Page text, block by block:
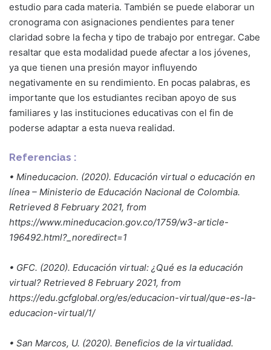
estudio para cada materia. También se puede elaborar un
cronograma con asignaciones pendientes para tener
claridad sobre la fecha y tipo de trabajo por entregar. Cabe
resaltar que esta modalidad puede afectar a los jóvenes,
ya que tienen una presión mayor influyendo
negativamente en su rendimiento. En pocas palabras, es
importante que los estudiantes reciban apoyo de sus
familiares y las instituciones educativas con el fin de
poderse adaptar a esta nueva realidad.
Referencias :
• Mineducacion. (2020). Educación virtual o educación en
línea – Ministerio de Educación Nacional de Colombia.
Retrieved 8 February 2021, from
https://www.mineducacion.gov.co/1759/w3-article-
196492.html?_noredirect=1
• GFC. (2020). Educación virtual: ¿Qué es la educación
virtual? Retrieved 8 February 2021, from
https://edu.gcfglobal.org/es/educacion-virtual/que-es-la-
educacion-virtual/1/
• San Marcos, U. (2020). Beneficios de la virtualidad.